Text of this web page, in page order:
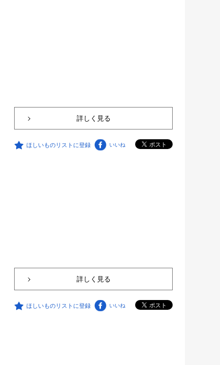
詳しく見る
ほしいものリストに登録 いいね
詳しく見る
ほしいものリストに登録 いいね